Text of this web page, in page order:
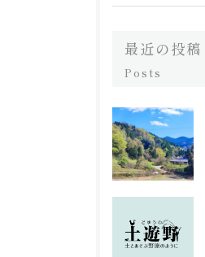
最近の投稿
Posts